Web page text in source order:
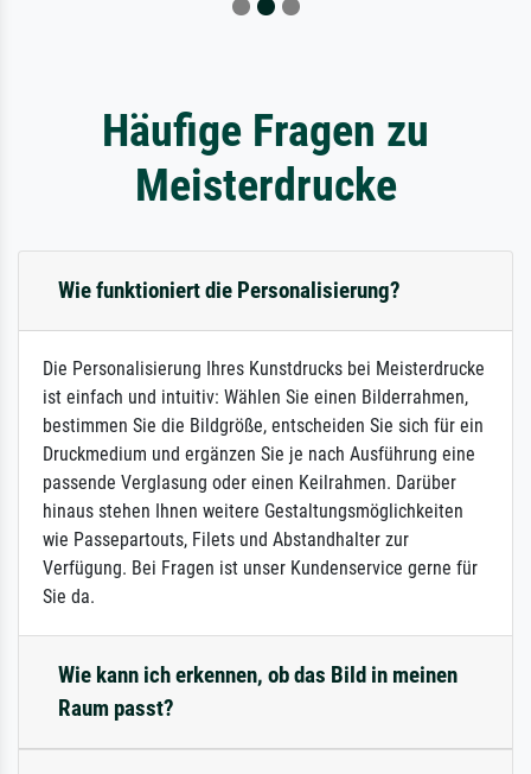
Häufige Fragen zu
Meisterdrucke
Wie funktioniert die Personalisierung?
Die Personalisierung Ihres Kunstdrucks bei Meisterdrucke
ist einfach und intuitiv: Wählen Sie einen Bilderrahmen,
bestimmen Sie die Bildgröße, entscheiden Sie sich für ein
Druckmedium und ergänzen Sie je nach Ausführung eine
passende Verglasung oder einen Keilrahmen. Darüber
hinaus stehen Ihnen weitere Gestaltungsmöglichkeiten
wie Passepartouts, Filets und Abstandhalter zur
Verfügung. Bei Fragen ist unser Kundenservice gerne für
Sie da.
Wie kann ich erkennen, ob das Bild in meinen
Raum passt?